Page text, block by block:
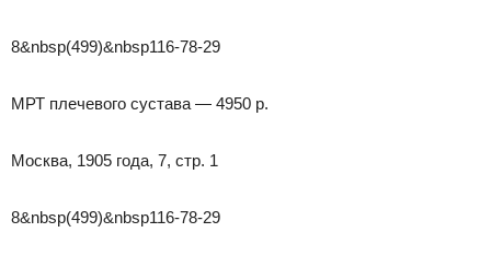
8&nbsp(499)&nbsp116-78-29
МРТ плечевого сустава — 4950 р.
Москва, 1905 года, 7, стр. 1
8&nbsp(499)&nbsp116-78-29